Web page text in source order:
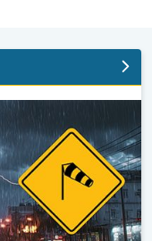
tormentas. Diluvio